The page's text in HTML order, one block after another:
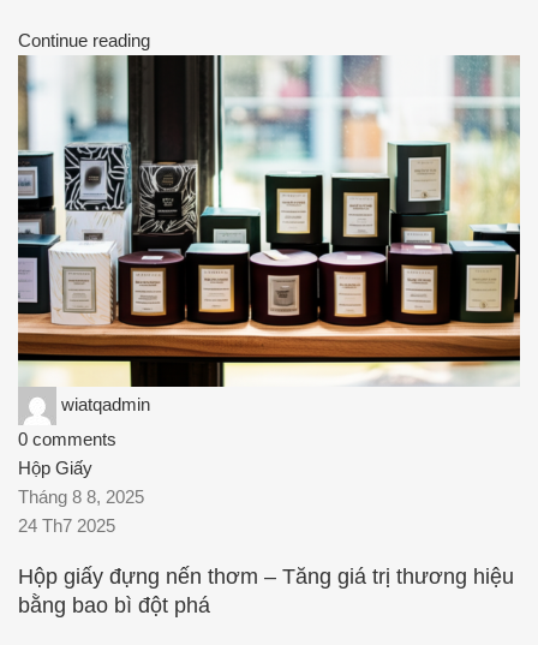
Continue reading
wiatqadmin
0 comments
Hộp Giấy
Tháng 8 8, 2025
24 Th7 2025
Hộp giấy đựng nến thơm – Tăng giá trị thương hiệu
bằng bao bì đột phá